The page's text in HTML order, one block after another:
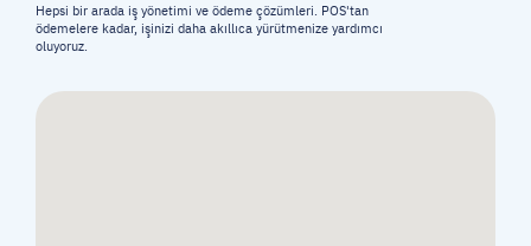
Hepsi bir arada iş yönetimi ve ödeme çözümleri. POS'tan
ödemelere kadar, işinizi daha akıllıca yürütmenize yardımcı
oluyoruz.